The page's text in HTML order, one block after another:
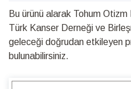
Bu ürünü alarak Tohum
Türk Kanser Derneği ve
geleceği doğrudan etkileyen
bulunabilirsiniz.